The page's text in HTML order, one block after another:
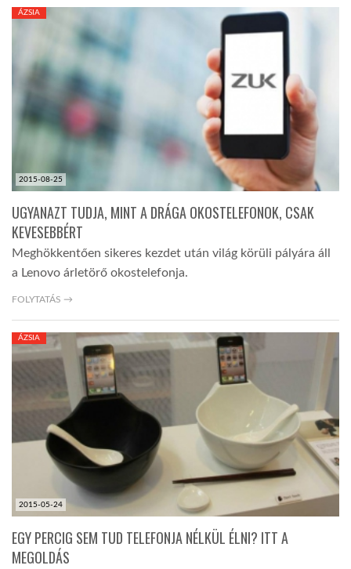
2015-08-25
ÁZSIA
UGYANAZT TUDJA, MINT A DRÁGA OKOSTELEFONOK, CSAK
KEVESEBBÉRT
Meghökkentően sikeres kezdet után világ körüli pályára áll
a Lenovo árletörő okostelefonja.
FOLYTATÁS →
2015-05-24
ÁZSIA
EGY PERCIG SEM TUD TELEFONJA NÉLKÜL ÉLNI? ITT A
MEGOLDÁS